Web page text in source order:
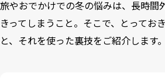
旅やおでかけでの冬の悩みは、長時間
きってしまうこと。そこで、とってお
と、それを使った裏技をご紹介します。